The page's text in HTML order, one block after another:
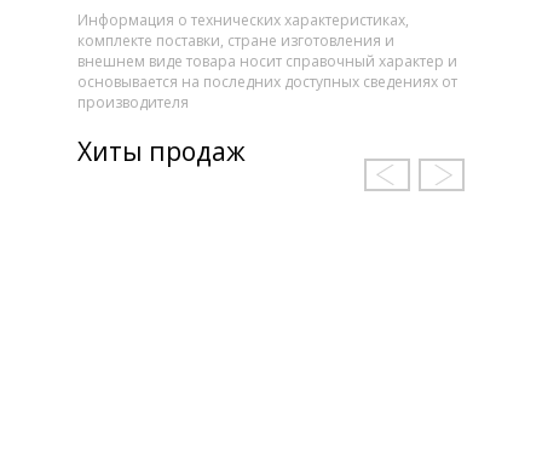
Информация о технических характеристиках,
комплекте поставки, стране изготовления и
внешнем виде товара носит справочный характер и
основывается на последних доступных сведениях от
производителя
Хиты продаж